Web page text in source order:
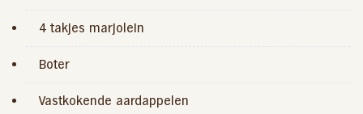
4 takjes marjolein
Boter
Vastkokende aardappelen